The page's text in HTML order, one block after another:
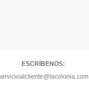
ESCRÍBENOS: